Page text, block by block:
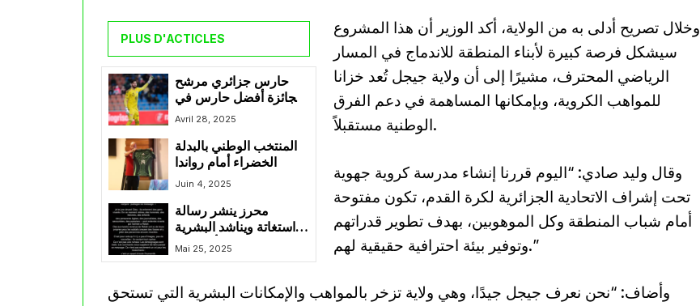
PLUS D'ACTICLES
حارس جزائري مرشح
لجائزة أفضل حارس في
الدرجة الثانية السويسرية
Avril 28, 2025
المنتخب الوطني بالبدلة
الخضراء أمام رواندا
Juin 4, 2025
محرز ينشر رسالة
استغاتة ويناشد البشرية
لاغاتة أهل غزة
Mai 25, 2025
وخلال تصريح أدلى به من الولاية، أكد الوزير أن هذا المشروع
سيشكل فرصة كبيرة لأبناء المنطقة للاندماج في المسار
الرياضي المحترف، مشيرًا إلى أن ولاية جيجل تُعد خزانا
للمواهب الكروية، وبإمكانها المساهمة في دعم الفرق
الوطنية مستقبلاً.
وقال وليد صادي: “اليوم قررنا إنشاء مدرسة كروية جهوية
تحت إشراف الاتحادية الجزائرية لكرة القدم، تكون مفتوحة
أمام شباب المنطقة وكل الموهوبين، بهدف تطوير قدراتهم
وتوفير بيئة احترافية حقيقية لهم.”
وأضاف: “نحن نعرف جيجل جيدًا، وهي ولاية تزخر بالمواهب والإمكانات البشرية التي تستحق